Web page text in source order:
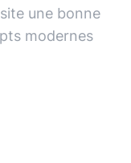
une bonne
modernes